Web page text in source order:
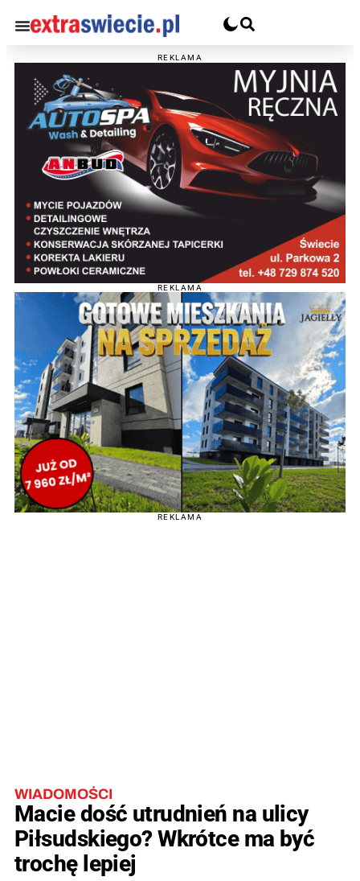
REKLAMA
REKLAMA
REKLAMA
WIADOMOŚCI
Macie dość utrudnień na ulicy
Piłsudskiego? Wkrótce ma być
trochę lepiej